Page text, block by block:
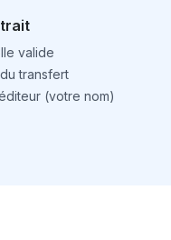
valide
transfert
(votre nom)